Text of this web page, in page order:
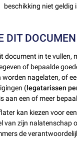
beschikking niet geldig
DIT
document in te vullen,
of bepaalde
worden nagelaten, of
(legatarissen
aan een of meer
kan kiezen voor
van zijn nalatenschap
de